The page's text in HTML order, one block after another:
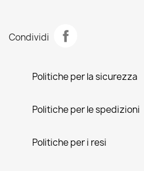
Condividi
Politiche per la sicurezza
Politiche per le spedizioni
Politiche per i resi